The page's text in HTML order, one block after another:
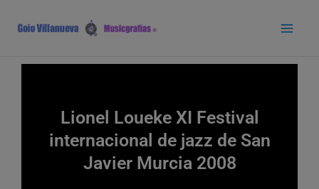
contenido
Lionel Loueke XI Festival
internacional de jazz de San
Javier Murcia 2008